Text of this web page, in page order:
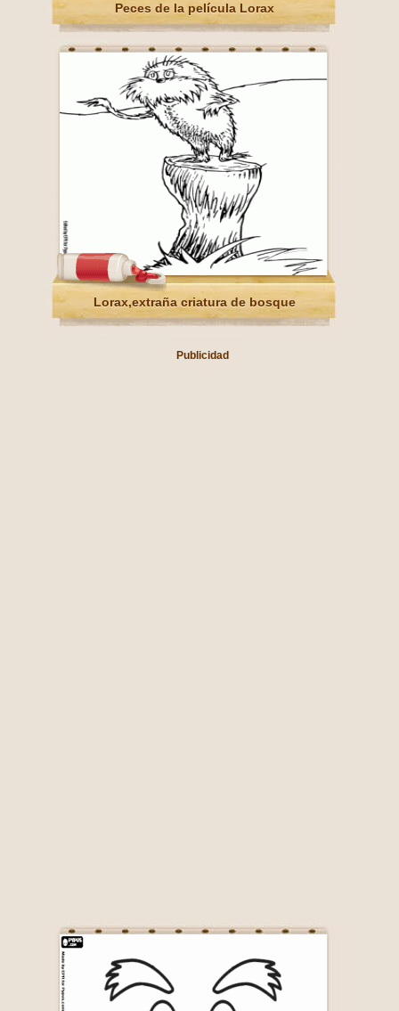
Peces de la película Lorax
Lorax,extraña criatura de bosque
Publicidad